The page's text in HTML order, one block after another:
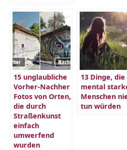
15 unglaubliche
Vorher-Nachher
Fotos von Orten,
die durch
Straßenkunst
einfach
umwerfend
wurden
13 Dinge, die
mental
Menschen
tun würden